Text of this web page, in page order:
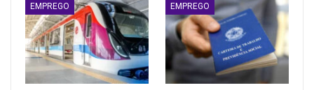
EMPREGO EMPREGO